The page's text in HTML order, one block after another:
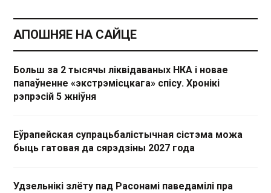
АПОШНЯЕ НА САЙЦЕ
Больш за 2 тысячы ліквідаваных НКА і новае
папаўненне «экстрэмісцкага» спісу. Хронікі
рэпрэсій 5 жніўня
Еўрапейская супрацьбалістычная сістэма можа
быць гатовая да сярэдзіны 2027 года
Удзельнікі злёту пад Расонамі паведамілі пра